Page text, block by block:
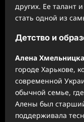
других. Ее талант
стать одной из
Детство и
Алена
городе Харькове,
современной
обычной семье,
Алены был
поддерживала